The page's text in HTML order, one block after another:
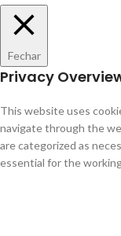
Fechar
Privacy
This website uses
navigate through the
are categorized as
essential for the